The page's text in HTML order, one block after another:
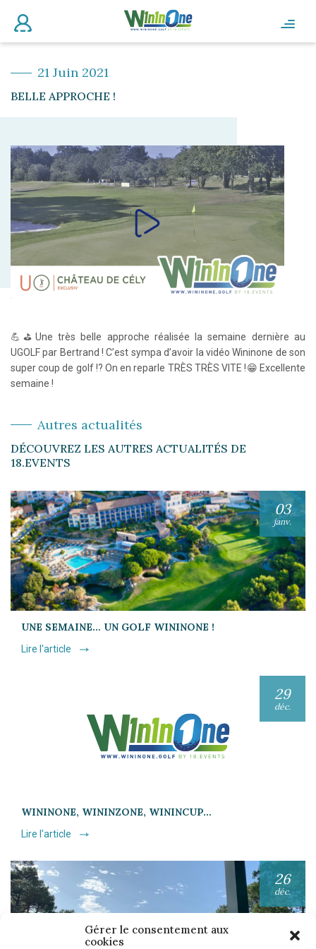
Gérer le consentement aux
cookies
21 Juin 2021
BELLE APPROCHE !
💪⛳Une très belle approche réalisée la semaine dernière au
UGOLF par Bertrand ! C’est sympa d’avoir la vidéo Wininone de son
super coup de golf !? On en reparle TRÈS TRÈS VITE !😁 Excellente
semaine !
Autres actualités
DÉCOUVREZ LES AUTRES ACTUALITÉS DE
18.EVENTS
03
janv.
UNE SEMAINE… UN GOLF WININONE !
Lire l'article
29
déc.
WININONE, WININZONE, WININCUP…
Lire l'article
26
déc.